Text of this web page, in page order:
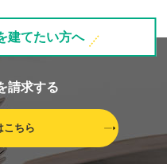
建てたい方へ
請求する
こちら